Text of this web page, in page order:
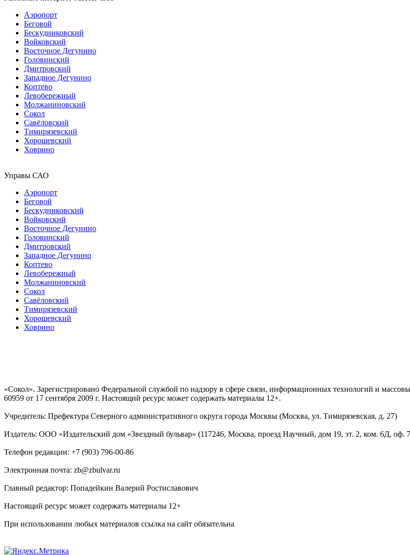
Аэропорт
Беговой
Бескудниковский
Войковский
Восточное Дегунино
Головинский
Дмитровский
Западное Дегунино
Коптево
Левобережный
Молжаниновский
Сокол
Савёловский
Тимирязевский
Хорошевский
Ховрино
Управы САО
Аэропорт
Беговой
Бескудниковский
Войковский
Восточное Дегунино
Головинский
Дмитровский
Западное Дегунино
Коптево
Левобережный
Молжаниновский
Сокол
Савёловский
Тимирязевский
Хорошевский
Ховрино
«Сокол». Зарегистрировано Федеральной службой по надзору в сфере связи, информационных технологий и
60959 от 17 сентября 2009 г. Настоящий ресурс может содержать материалы 12+.
Учредитель: Префектура Северного административного округа города Москвы (Москва, ул. Тимирязевская, д. 27)
Издатель: ООО «Издательский дом «Звездный бульвар» (117246, Москва, проезд Научный, дом 19, эт. 2, ком. 6Д, оф.
Телефон редакции: +7 (903) 796-00-86
Электронная почта: zb@zbulvar.ru
Главный редактор: Попадейкин Валерий Ростиславович
Настоящий ресурс может содержать материалы 12+
При использовании любых материалов ссылка на сайт обязательна